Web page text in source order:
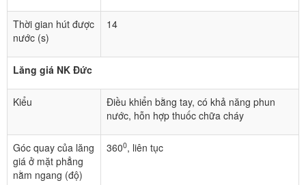
Thời gian hút được
nước (s)
14
Lăng giá NK Đức
Kiểu
Điều khiển bằng tay, có khả năng phun
nước, hỗn hợp thuốc chữa cháy
Góc quay của lăng
giá ở mặt phẳng
nằm ngang (độ)
3600, liên tục